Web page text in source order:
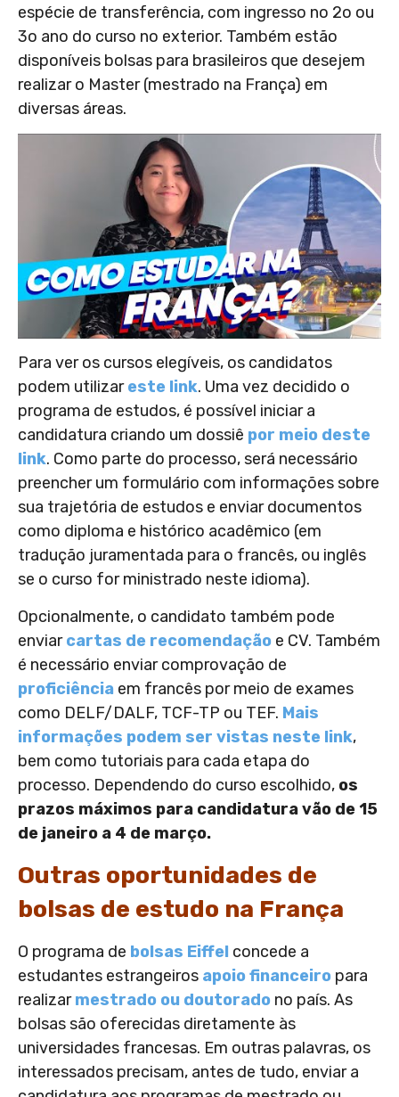
espécie de transferência, com ingresso no 2o ou
3o ano do curso no exterior. Também estão
disponíveis bolsas para brasileiros que desejem
realizar o Master (mestrado na França) em
diversas áreas.
Para ver os cursos elegíveis, os candidatos
podem utilizareste link. Uma vez decidido o
programa de estudos, é possível iniciar a
candidatura criando um dossiê por meio deste
link. Como parte do processo, será necessário
preencher um formulário com informações sobre
sua trajetória de estudos e enviar documentos
como diploma e histórico acadêmico (em
tradução juramentada para o francês, ou inglês
se o curso for ministrado neste idioma).
Opcionalmente, o candidato também pode
enviarcartas de recomendação e CV. Também
é necessário enviar comprovação de
proficiência em francês por meio de exames
como DELF/DALF, TCF-TP ou TEF. Mais
informações podem ser vistas neste link,
bem como tutoriais para cada etapa do
processo. Dependendo do curso escolhido, os
prazos máximos para candidatura vão de 15
de janeiro a 4 de março.
Outras oportunidades de
bolsas de estudo na França
O programa de bolsas Eiffel concede a
estudantes estrangeiros apoio financeiro para
realizarmestrado ou doutorado no país. As
bolsas são oferecidas diretamente às
universidades francesas. Em outras palavras, os
interessados precisam, antes de tudo, enviar a